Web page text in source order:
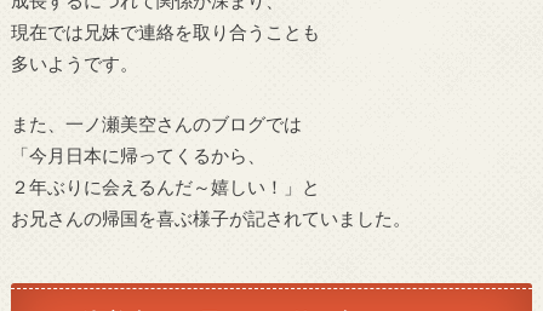
現在では兄妹で連絡を取り合うことも
多いようです。
また、一ノ瀬美空さんのブログでは
「今月日本に帰ってくるから、
２年ぶりに会えるんだ～嬉しい！」と
お兄さんの帰国を喜ぶ様子が記されていました。